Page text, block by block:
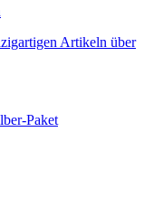
Artikeln über
Paket